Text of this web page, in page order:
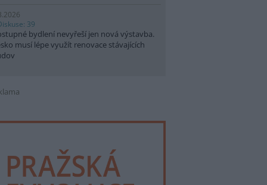
39
bydlení nevyřeší jen nová výstavba.
musí lépe využít renovace stávajících